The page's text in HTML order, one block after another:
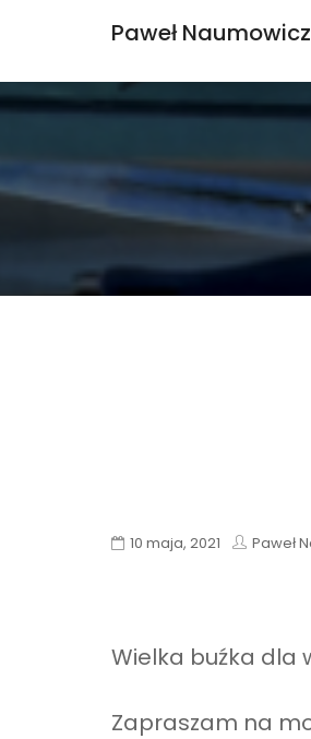
Paweł Naumowicz
10 maja, 2021 Paweł
Wielka buźka dla
Zapraszam na